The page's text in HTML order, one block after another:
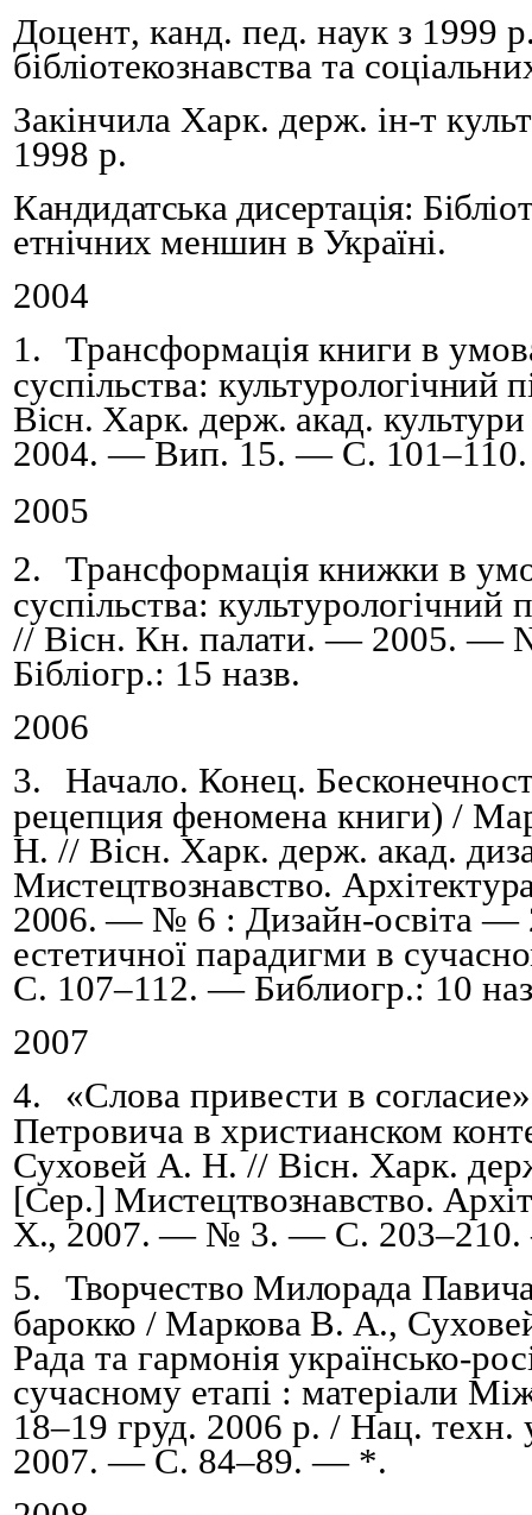
Доцент, канд. пед. наук з 1999
бібліотекознавства та соц
Закінчила Харк. держ. ін-т
1998 р.
Кандидатська дисертація:
етнічних меншин в Україні.
2004
1.
Трансформація книги в
суспільства:культурологічний
Вісн. Харк. держ. акад. культури
2004. — Вип. 15. — С. 101–
2005
2.
Трансформація книжки в
суспільства: культурологічний
// Вісн. Кн. палати. — 2005.
Бібліогр.: 15 назв.
2006
3.
Начало. Конец.
рецепция феномена книги) /
Н. // Вісн. Харк. держ. акад.
Мистецтвознавство.
2006. —№ 6 : Дизайн-освіта —
естетичної парадигми в
С. 107–112. — Библиогр.: 10
2007
4.
«Слова привести в
Петровича в христианском
Суховей А. Н. // Вісн. Харк.
[Сер.] Мистецтвознавство.
Х., 2007.— № 3. — С. 203–
5.
Творчество Милорада
барокко / Маркова В. А.,
Рада та гармонія українсько-
сучасному етапі : матеріали
18–19 груд. 2006 р. / Нац.
2007. — С. 84–89. — *.